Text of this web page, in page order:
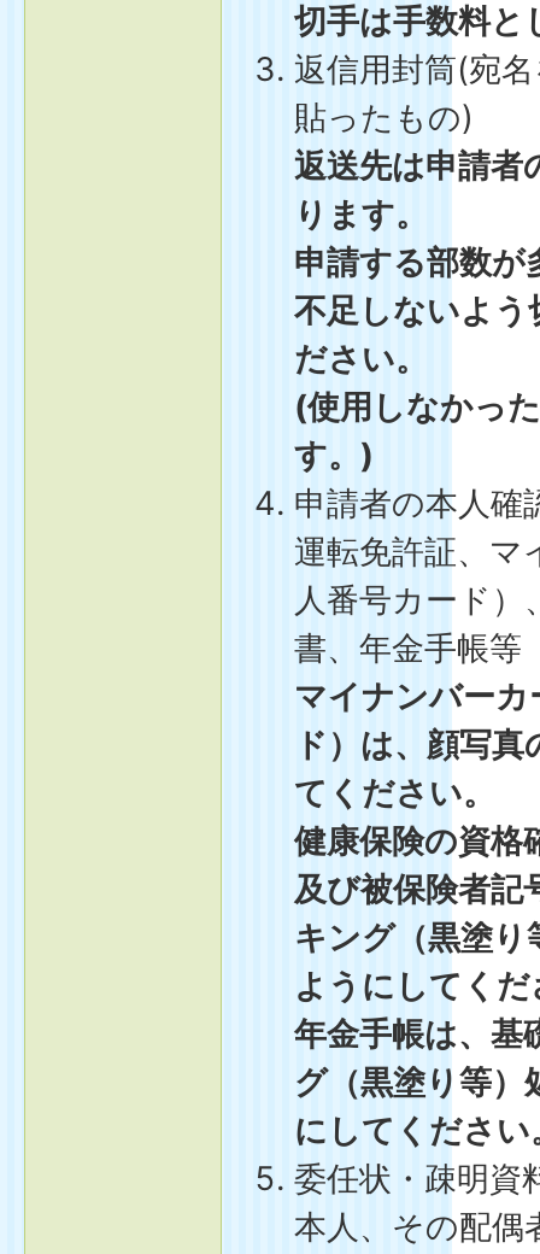
切手は手数料と
返信用封筒(宛
貼ったもの)
返送先は申請者
ります。
申請する部数が
不足しないよう
ださい。
(使用しなかっ
す。)
申請者の本人確
運転免許証、マ
人番号カード）
書、年金手帳等
マイナンバー
ド）は、顔写
てください。
健康保険の資格
及び被保険者記
キング（黒塗
ようにしてくだ
年金手帳は、基
グ（黒塗り等
にしてください
委任状・疎明資
本人、その配偶